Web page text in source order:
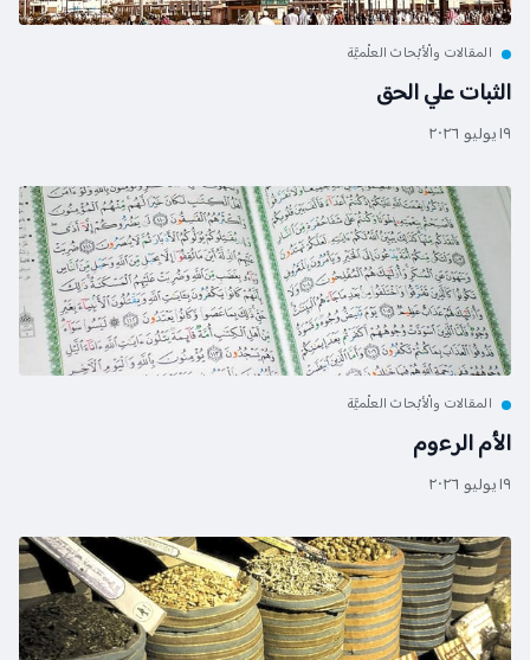
المقالات والْأبْحاث العلْميَّة
الثبات علي الحق
١٩ يوليو ٢٠٢٦
المقالات والْأبْحاث العلْميَّة
الأم الرءوم
١٩ يوليو ٢٠٢٦